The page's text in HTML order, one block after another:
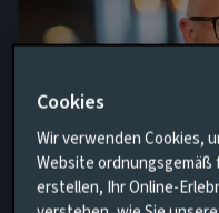
Head of UK
Management
Cookies
Wir verwenden Cookies,
Website
erstellen, Ihr Online-